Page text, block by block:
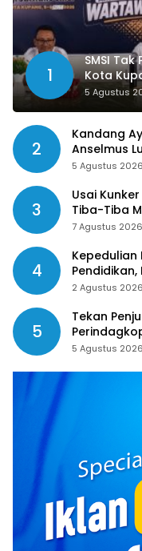
1
SMSI
Kota
Publikasi
5 Agustus
2
Kandang Ayam BUMDes Renrua Terbengkalai,
Anselmus
Aparat
5 Agustus 2026
3
Usai Kunker
Tiba-Tiba
Guru
7 Agustus 2026
4
Kepedulian
Apresiasi
2 Agustus 2026
5
Tekan
Nomor
5 Agustus 2026